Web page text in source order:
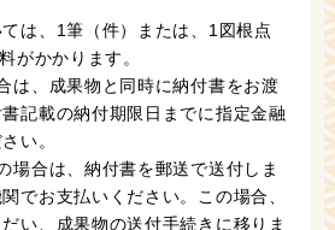
は、1筆（件）または、1図根点
がかかります。
は、成果物と同時に納付書をお渡
記載の納付期限日までに指定金融
い。
場合は、納付書を郵送で送付しま
でお支払いください。この場合、
い、成果物の送付手続きに移りま